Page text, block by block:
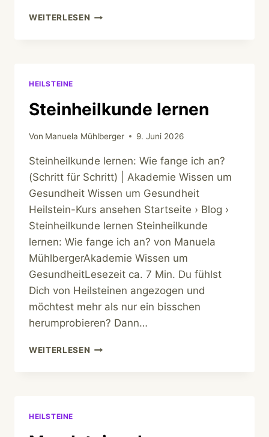
WEITERLESEN STEINHEILKUNDE
HEILSTEINE
Steinheilkunde lernen
Von Manuela Mühlberger 9. Juni 2026
Steinheilkunde lernen: Wie fange ich an?
(Schritt für Schritt) | Akademie Wissen um
Gesundheit Wissen um Gesundheit
Heilstein-Kurs ansehen Startseite › Blog ›
Steinheilkunde lernen Steinheilkunde
lernen: Wie fange ich an? von Manuela
MühlbergerAkademie Wissen um
GesundheitLesezeit ca. 7 Min. Du fühlst
Dich von Heilsteinen angezogen und
möchtest mehr als nur ein bisschen
herumprobieren? Dann…
WEITERLESEN STEINHEILKUNDE
HEILSTEINE